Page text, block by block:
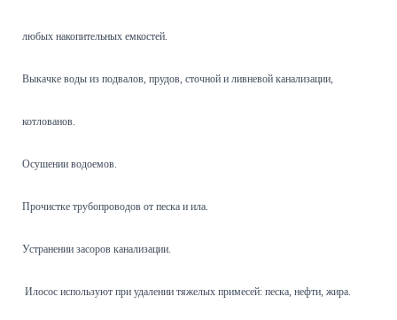
любых накопительных емкостей.
Выкачке воды из подвалов, прудов, сточной и ливневой канализации,
котлованов.
Осушении водоемов.
Прочистке трубопроводов от песка и ила.
Устранении засоров канализации.
Илосос используют при удалении тяжелых примесей: песка, нефти, жира.